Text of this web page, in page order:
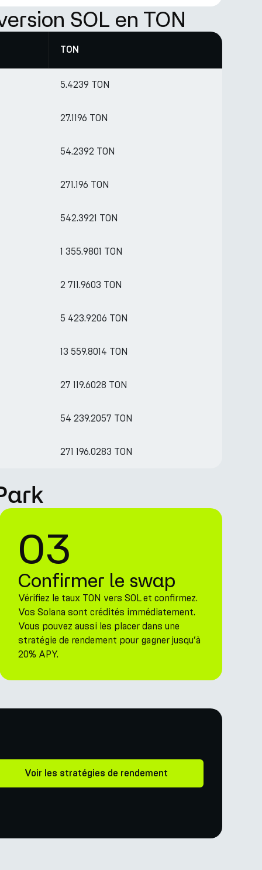
SOL en TON
TON
5.4239 TON
27.1196 TON
54.2392 TON
271.196 TON
542.3921 TON
1 355.9801 TON
2 711.9603 TON
5 423.9206 TON
13 559.8014 TON
27 119.6028 TON
54 239.2057 TON
271 196.0283 TON
03
Confirmer le swap
Vérifiez le taux TON vers SOL et confirmez.
Vos Solana sont crédités immédiatement.
Vous pouvez aussi les placer dans une
stratégie de rendement pour gagner jusqu’à
20% APY.
Voir les stratégies de rendement